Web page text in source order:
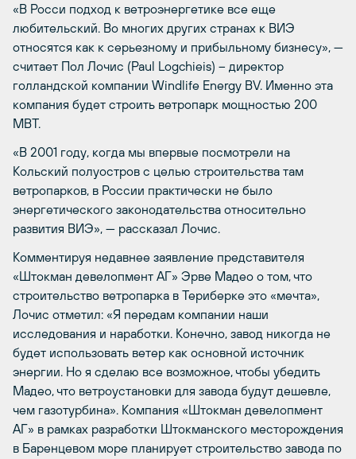
«В Росси подход к ветроэнергетике все еще
любительский. Во многих других странах к ВИЭ
относятся как к серьезному и прибыльному бизнесу», —
считает Пол Лочис (Paul Logchieis) – директор
голландской компании Windlife Energy BV. Именно эта
компания будет строить ветропарк мощностью 200
МВТ.
«В 2001 году, когда мы впервые посмотрели на
Кольский полуостров с целью строительства там
ветропарков, в России практически не было
энергетического законодательства относительно
развития ВИЭ», — рассказал Лочис.
Комментируя недавнее заявление представителя
«Штокман девелопмент АГ» Эрве Мадео о том, что
строительство ветропарка в Териберке это «мечта»,
Лочис отметил: «Я передам компании наши
исследования и наработки. Конечно, завод никогда не
будет использовать ветер как основной источник
энергии. Но я сделаю все возможное, чтобы убедить
Мадео, что ветроустановки для завода будут дешевле,
чем газотурбина». Компания «Штокман девелопмент
АГ» в рамках разработки Штокманского месторождения
в Баренцевом море планирует строительство завода по